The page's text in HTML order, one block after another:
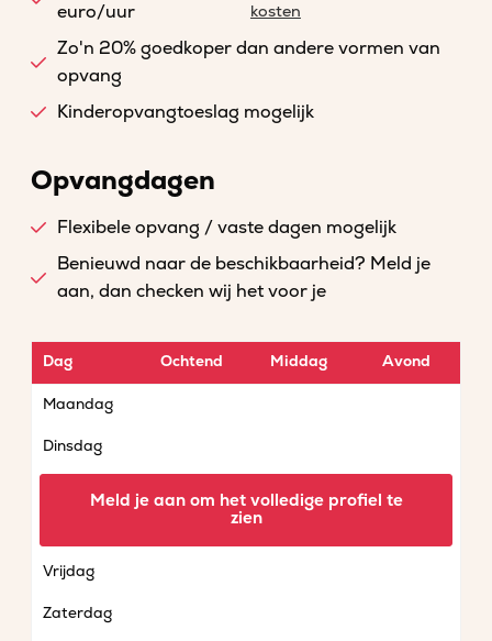
euro/uur
kosten
Zo'n 20% goedkoper dan andere vormen van
opvang
Kinderopvangtoeslag mogelijk
Opvangdagen
Flexibele opvang / vaste dagen mogelijk
Benieuwd naar de beschikbaarheid? Meld je
aan, dan checken wij het voor je
Dag Ochtend Middag Avond
Maandag
Dinsdag
Vrijdag
Zaterdag
Meld je aan om het volledige profiel te
zien